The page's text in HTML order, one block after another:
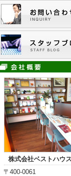
株式会社ベストハウ
〒400-0061